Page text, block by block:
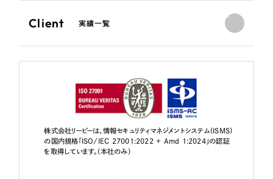
Client 実績一覧
株式会社リーピーは、情報セキュリティマネジメントシステム（ISMS）
の国内規格「ISO/IEC 27001:2022 + Amd 1:2024」の認証
を取得しています。（本社のみ）